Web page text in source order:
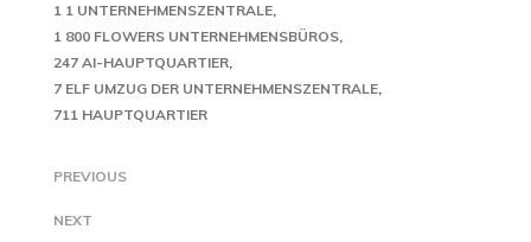
1 1 UNTERNEHMENSZENTRALE
1 800 FLOWERS UNTERNEHMENSBÜROS
247 AI-HAUPTQUARTIER
7 ELF UMZUG DER UNTERNEHMENSZENTRALE
711 HAUPTQUARTIER
PREVIOUS
NEXT